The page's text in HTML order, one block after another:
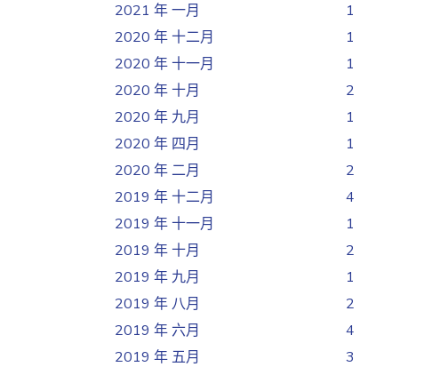
2021 年 一月
1
2020 年 十二月
1
2020 年 十一月
1
2020 年 十月
2
2020 年 九月
1
2020 年 四月
1
2020 年 二月
2
2019 年 十二月
4
2019 年 十一月
1
2019 年 十月
2
2019 年 九月
1
2019 年 八月
2
2019 年 六月
4
2019 年 五月
3